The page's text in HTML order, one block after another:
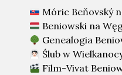
Móric Beňovský
Beniowski na
Genealogia
Ślub w
Film-Vivat